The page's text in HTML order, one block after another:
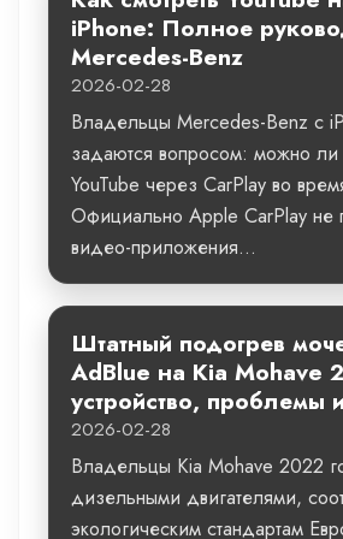
iPhone: Полное
Mercedes-Benz
2026-02-28
Владельцы Mercedes-Benz с
задаются вопросом: можно ли
YouTube через CarPlay во
Официально Apple CarPlay не
видео-приложения...
Штатный подогрев
AdBlue на Kia Mohave
устройство, проблемы
2026-02-28
Владельцы Kia Mohave 2022
дизельными двигателями,
экологическим стандартам